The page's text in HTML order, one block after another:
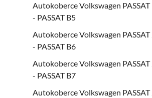
Autokoberce Volkswagen
- PASSAT B5
Autokoberce Volkswagen
- PASSAT B6
Autokoberce Volkswagen
- PASSAT B7
Autokoberce Volkswagen PASSAT